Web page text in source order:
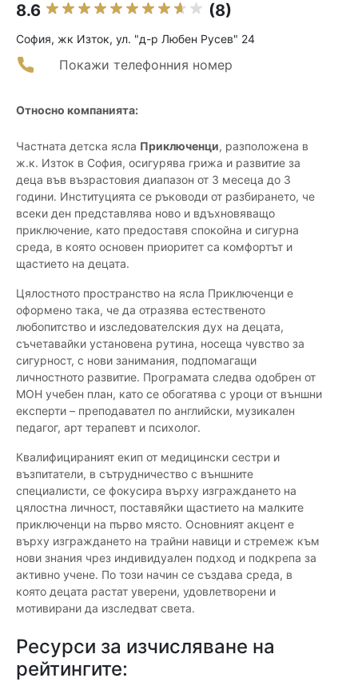
8.6 (8)
София, жк Изток, ул. "д-р Любен Русев" 24
Покажи телефонния номер
Относно компанията:
Частната детска ясла Приключенци, разположена в
ж.к. Изток в София, осигурява грижа и развитие за
деца във възрастовия диапазон от 3 месеца до 3
години. Институцията се ръководи от разбирането, че
всеки ден представлява ново и вдъхновяващо
приключение, като предоставя спокойна и сигурна
среда, в която основен приоритет са комфортът и
щастието на децата.
Цялостното пространство на ясла Приключенци е
оформено така, че да отразява естественото
любопитство и изследователския дух на децата,
съчетавайки установена рутина, носеща чувство за
сигурност, с нови занимания, подпомагащи
личностното развитие. Програмата следва одобрен от
МОН учебен план, като се обогатява с уроци от външни
експерти – преподавател по английски, музикален
педагог, арт терапевт и психолог.
Квалифицираният екип от медицински сестри и
възпитатели, в сътрудничество с външните
специалисти, се фокусира върху изграждането на
цялостна личност, поставяйки щастието на малките
приключенци на първо място. Основният акцент е
върху изграждането на трайни навици и стремеж към
нови знания чрез индивидуален подход и подкрепа за
активно учене. По този начин се създава среда, в
която децата растат уверени, удовлетворени и
мотивирани да изследват света.
Ресурси за изчисляване на
рейтингите: